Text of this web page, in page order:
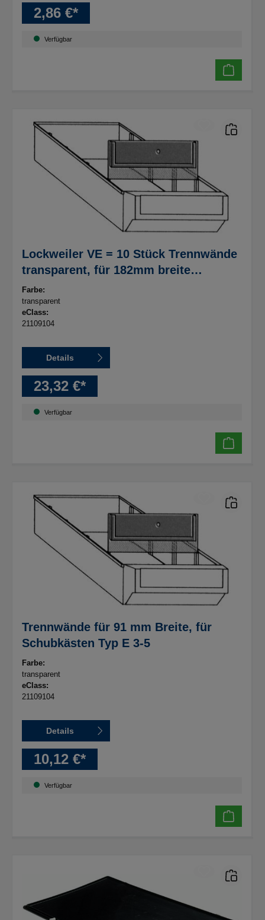
2,86 €*
Verfügbar
Lockweiler VE = 10 Stück Trennwände
transparent, für 182mm breite
Schubkästen D 3-5
Farbe:
transparent
eClass:
21109104
Details
23,32 €*
Verfügbar
Trennwände für 91 mm Breite, für
Schubkästen Typ E 3-5
Farbe:
transparent
eClass:
21109104
Details
10,12 €*
Verfügbar